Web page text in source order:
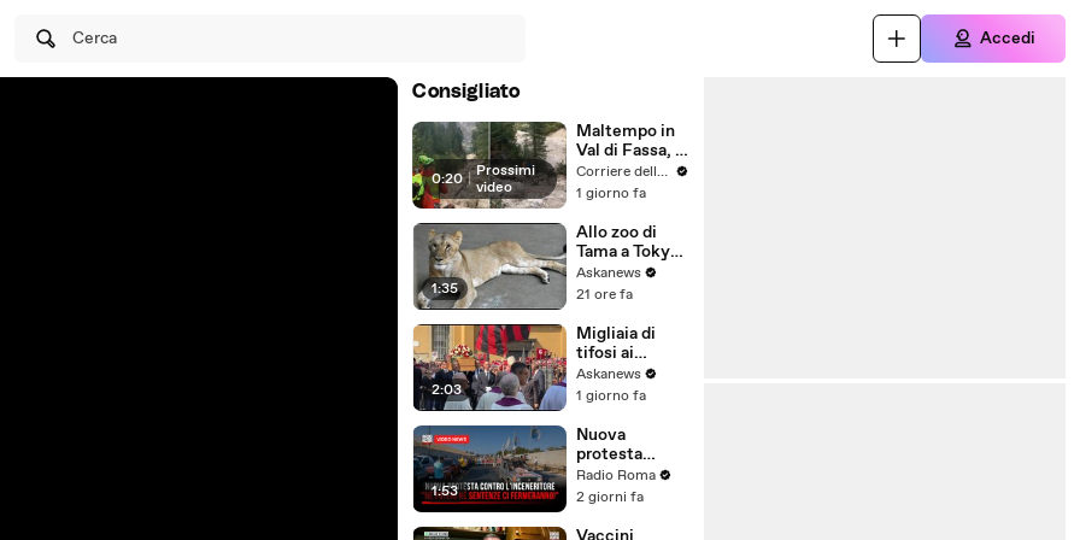
Cerca Accedi
Consigliato
0:20 | Prossimi
video
Maltempo in
Val di Fassa, il
video dei
soccorsi:
evacuati tra
frane e
torrenti in
piena
Corriere della Sera
1 giorno fa
1:35
Allo zoo di
Tama a Tokyo
morte tre
leonesse,
colpo di
calore
Askanews
21 ore fa
2:03
Migliaia di
tifosi ai
funerali di
Baresi: "Ciao
Askanews
1 giorno fa
1:53
Nuova
protesta
contro
l'inceneritore
Palomba: "Né
Radio Roma
2 giorni fa